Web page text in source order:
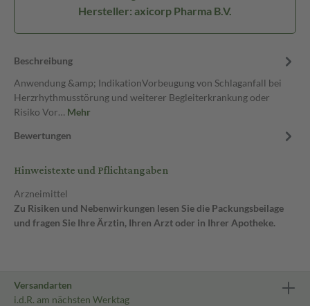
Hersteller: axicorp Pharma B.V.
Beschreibung
Anwendung &amp; IndikationVorbeugung von Schlaganfall bei
Herzrhythmusstörung und weiterer Begleiterkrankung oder
Risiko Vor… Mehr
Bewertungen
Hinweistexte und Pflichtangaben
Arzneimittel
Zu Risiken und Nebenwirkungen lesen Sie die Packungsbeilage
und fragen Sie Ihre Ärztin, Ihren Arzt oder in Ihrer Apotheke.
Versandarten
i.d.R. am nächsten Werktag